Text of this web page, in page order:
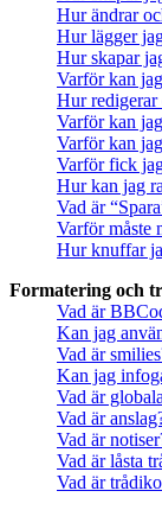
Hur ändrar
Hur lägger
Hur skapar
Varför kan
Hur redigerar
Varför kan
Varför kan
Varför fick
Hur kan jag
Vad är
Varför måste
Hur knuffar
Formatering och
Vad är
Kan jag
Vad är
Kan jag
Vad är
Vad är
Vad är
Vad är låsta
Vad är